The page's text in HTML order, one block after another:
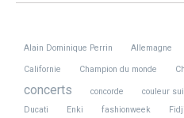
Alain Dominique Perrin Allemagne
Californie Champion du monde
concerts concorde couleur
Ducati
Enki fashionweek Fidji